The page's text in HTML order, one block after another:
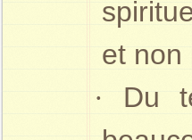
et non
· Du